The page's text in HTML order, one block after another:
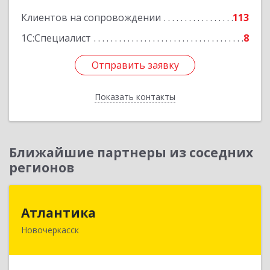
Клиентов на сопровождении
113
1С:Специалист
8
Отправить заявку
Показать контакты
Отправить заявку
Назад
Ближайшие партнеры из соседних
регионов
Атлантика
Новочеркасск346428, Ростовская обл, Новочеркасск г,